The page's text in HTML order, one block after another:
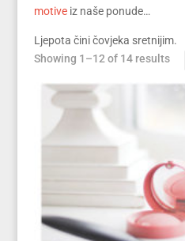
motiveiz naše ponude…
Ljepota čini čovjeka sretnijim.
Showing 1–12 of 14 results